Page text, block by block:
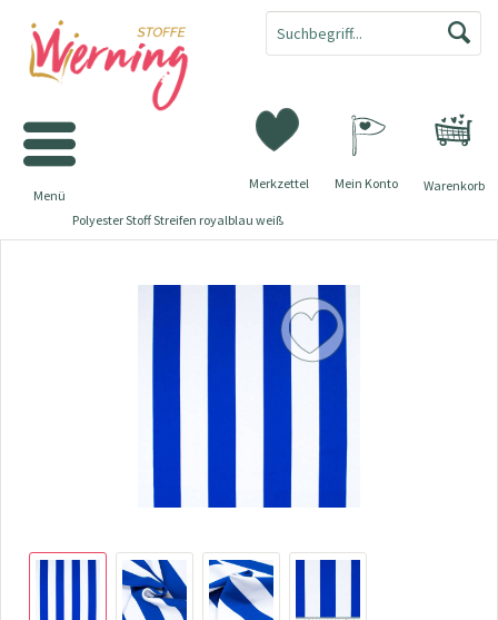
Warenkorb
Merkzettel Mein Konto
Menü
Polyester Stoff Streifen royalblau weiß